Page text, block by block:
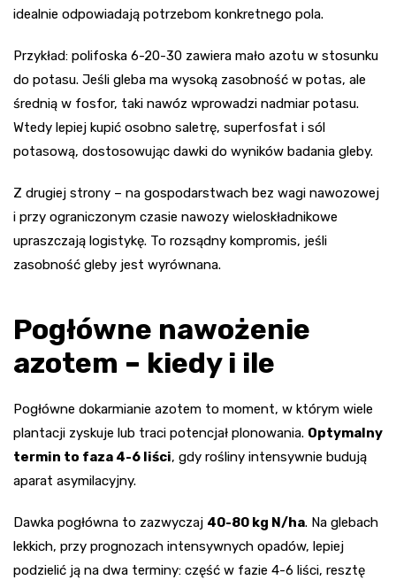
idealnie odpowiadają potrzebom konkretnego pola.
Przykład: polifoska 6-20-30 zawiera mało azotu w stosunku
do potasu. Jeśli gleba ma wysoką zasobność w potas, ale
średnią w fosfor, taki nawóz wprowadzi nadmiar potasu.
Wtedy lepiej kupić osobno saletrę, superfosfat i sól
potasową, dostosowując dawki do wyników badania gleby.
Z drugiej strony – na gospodarstwach bez wagi nawozowej
i przy ograniczonym czasie nawozy wieloskładnikowe
upraszczają logistykę. To rozsądny kompromis, jeśli
zasobność gleby jest wyrównana.
Pogłówne nawożenie
azotem – kiedy i ile
Pogłówne dokarmianie azotem to moment, w którym wiele
plantacji zyskuje lub traci potencjał plonowania. Optymalny
termin to faza 4-6 liści, gdy rośliny intensywnie budują
aparat asymilacyjny.
Dawka pogłówna to zazwyczaj 40-80 kg N/ha. Na glebach
lekkich, przy prognozach intensywnych opadów, lepiej
podzielić ją na dwa terminy: część w fazie 4-6 liści, resztę